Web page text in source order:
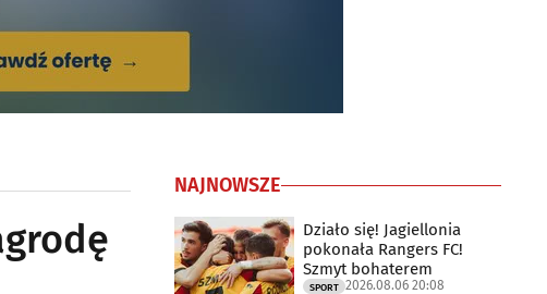
NAJNOWSZE
Działo się! Jagiellonia
pokonała Rangers FC!
Szmyt bohaterem
SPORT 2026.08.06 20:08